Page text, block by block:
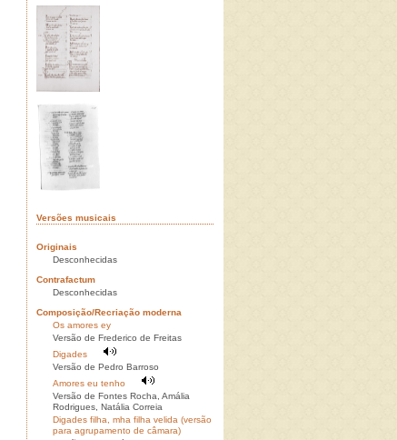
Versões musicais
Originais
Desconhecidas
Contrafactum
Desconhecidas
Composição/Recriação moderna
Os amores ey
Versão de Frederico de Freitas
Digades
Versão de Pedro Barroso
Amores eu tenho
Versão de Fontes Rocha, Amália
Rodrigues, Natália Correia
Digades filha, mha filha velida (versão
para agrupamento de câmara)